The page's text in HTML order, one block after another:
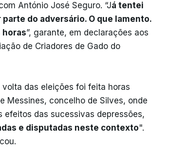
António José Seguro. “Já tentei
do adversário. O que lamento.
horas”, garante, em declarações aos
de Criadores de Gado do
das eleições foi feita horas
Messines, concelho de Silves, onde
efeitos das sucessivas depressões,
e disputadas neste contexto".